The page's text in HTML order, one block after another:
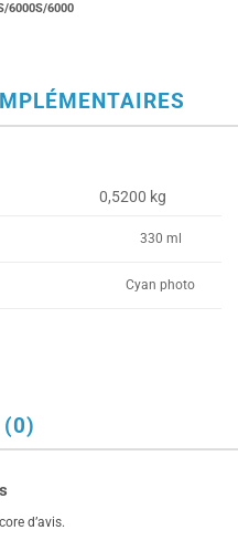
6000S/6000
0,5200 kg
330 ml
Cyan photo
(0)
d’avis.